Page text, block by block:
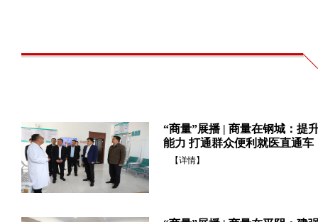
“商量”展播 | 商量在钢城：提
能力 打通群众便利就医直通车
【详情】